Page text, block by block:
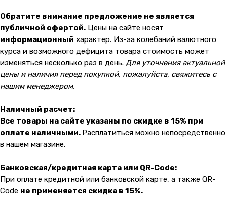
Обратите внимание предложение не является
публичной офертой. Цены на сайте носят
информационный характер. Из-за колебаний валютного
курса и возможного дефицита товара стоимость может
изменяться несколько раз в день. Для уточнения актуальной
цены и наличия перед покупкой, пожалуйста, свяжитесь с
нашим менеджером.
Наличный расчет:
Все товары на сайте указаны по скидке в 15% при
оплате наличными. Расплатиться можно непосредственно
в нашем магазине.
Банковская/кредитная карта или QR-Code:
При оплате кредитной или банковской карте, а также QR-
Code не применяется скидка в 15%.